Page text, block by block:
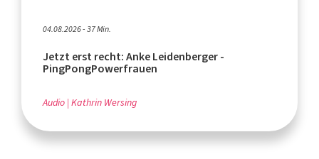
04.08.2026 - 37 Min.
Jetzt erst recht: Anke Leidenberger -
PingPongPowerfrauen
Audio Kathrin Wersing